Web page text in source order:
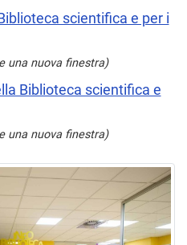
scientifica e per i
una nuova finestra)
Biblioteca scientifica e
una nuova finestra)